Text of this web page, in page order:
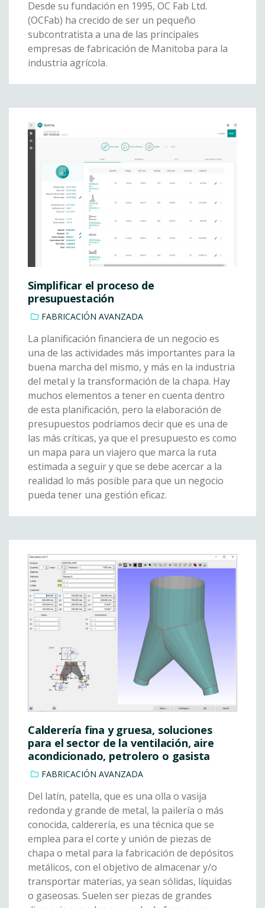
Desde su fundación en 1995, OC Fab Ltd.
(OCFab) ha crecido de ser un pequeño
subcontratista a una de las principales
empresas de fabricación de Manitoba para la
industria agrícola.
Simplificar el proceso de
presupuestación
FABRICACIÓN AVANZADA
La planificación financiera de un negocio es
una de las actividades más importantes para la
buena marcha del mismo, y más en la industria
del metal y la transformación de la chapa. Hay
muchos elementos a tener en cuenta dentro
de esta planificación, pero la elaboración de
presupuestos podríamos decir que es una de
las más críticas, ya que el presupuesto es como
un mapa para un viajero que marca la ruta
estimada a seguir y que se debe acercar a la
realidad lo más posible para que un negocio
pueda tener una gestión eficaz.
Calderería fina y gruesa, soluciones
para el sector de la ventilación, aire
acondicionado, petrolero o gasista
FABRICACIÓN AVANZADA
Del latín, patella, que es una olla o vasija
redonda y grande de metal, la pailería o más
conocida, calderería, es una técnica que se
emplea para el corte y unión de piezas de
chapa o metal para la fabricación de depósitos
metálicos, con el objetivo de almacenar y/o
transportar materias, ya sean sólidas, líquidas
o gaseosas. Suelen ser piezas de grandes